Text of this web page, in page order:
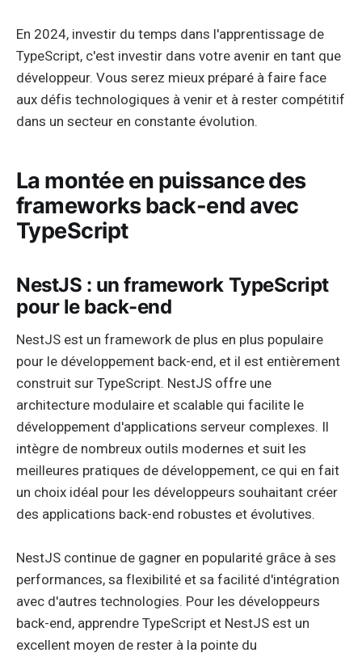
En 2024, investir du temps dans l'apprentissage de
TypeScript, c'est investir dans votre avenir en tant que
développeur. Vous serez mieux préparé à faire face
aux défis technologiques à venir et à rester compétitif
dans un secteur en constante évolution.
La montée en puissance des
frameworks back-end avec
TypeScript
NestJS : un framework TypeScript
pour le back-end
NestJS est un framework de plus en plus populaire
pour le développement back-end, et il est entièrement
construit sur TypeScript. NestJS offre une
architecture modulaire et scalable qui facilite le
développement d'applications serveur complexes. Il
intègre de nombreux outils modernes et suit les
meilleures pratiques de développement, ce qui en fait
un choix idéal pour les développeurs souhaitant créer
des applications back-end robustes et évolutives.
NestJS continue de gagner en popularité grâce à ses
performances, sa flexibilité et sa facilité d'intégration
avec d'autres technologies. Pour les développeurs
back-end, apprendre TypeScript et NestJS est un
excellent moyen de rester à la pointe du